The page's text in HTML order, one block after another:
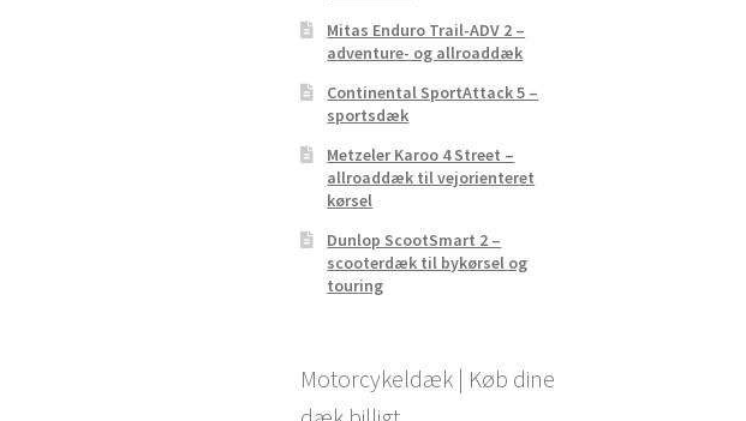
Mitas Enduro Trail-ADV 2 –
adventure- og allroaddæk
Continental SportAttack 5 –
sportsdæk
Metzeler Karoo 4 Street –
allroaddæk til vejorienteret
kørsel
Dunlop ScootSmart 2 –
scooterdæk til bykørsel og
touring
Motorcykeldæk | Køb dine